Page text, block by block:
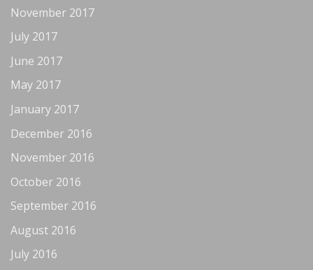
November 2017
July 2017
June 2017
May 2017
January 2017
December 2016
November 2016
October 2016
September 2016
August 2016
July 2016